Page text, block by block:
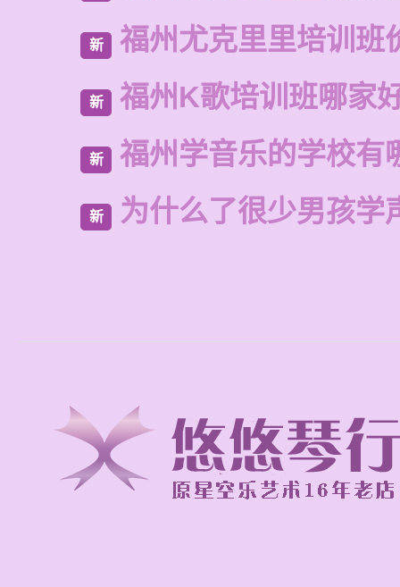
新 福州尤克里里培训班
新 福州K歌培训班哪家
新 福州学音乐的学校有
新 为什么了很少男孩学